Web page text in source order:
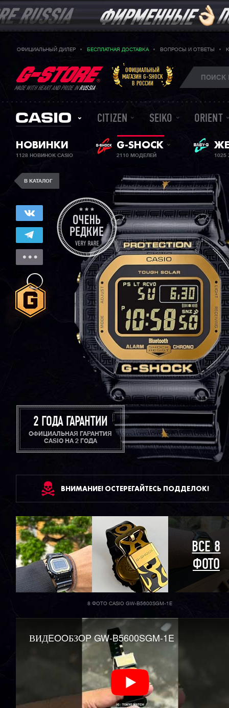
ОФИЦИАЛЬНЫЙ ДИЛЕР БЕСПЛАТНАЯ ДОСТАВКА ВОПРОСЫ И ОТВЕТЫ
MADE WITH HEART AND PRIDE INRUSSIA
ОФИЦИАЛЬНЫЙ
МАГАЗИН G-SHOCK
В РОССИИ
CITIZEN SEIKO ORIENT
НОВИНКИ
1128 НОВИНОК CASIO
G-SHOCK
2110 МОДЕЛЕЙ
В КАТАЛОГ
2 ГОДА ГАРАНТИИ
ОФИЦИАЛЬНАЯ ГАРАНТИЯ
CASIO НА 2 ГОДА
ВНИМАНИЕ! ОСТЕРЕГАЙТЕСЬ ПОДДЕЛОК!
ВСЕ 8
ФОТО
8 ФОТО CASIO GW-B5600SGM-1E
ВИДEOOБЗOP GW-B5600SGM-1E